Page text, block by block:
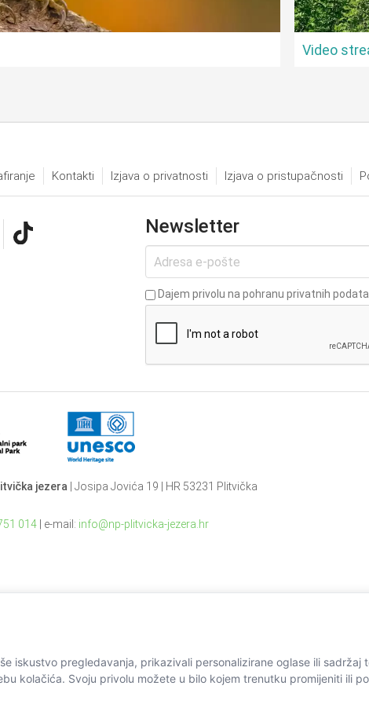
iskustvo pregledavanja, prikazivali personalizirane oglase ili sadržaj
kolačića. Svoju privolu možete u bilo kojem trenutku promijeniti ili
Video
Kontakti Izjava o privatnosti Izjava o pristupačnosti
Newsletter
Dajem privolu na pohranu privatnih
jezera | Josipa Jovića 19 | HR 53231 Plitvička
014| e-mail: info@np-plitvicka-jezera.hr